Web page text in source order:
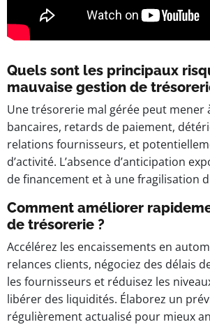
Quels sont les principaux
mauvaise gestion de
Une trésorerie mal gérée peut mener
bancaires, retards de paiement,
relations fournisseurs, et
d’activité. L’absence d’anticipation
de financement et à une fragilisation
Comment améliorer
de trésorerie ?
Accélérez les encaissements en
relances clients, négociez des délais
les fournisseurs et réduisez les
libérer des liquidités. Élaborez un
régulièrement actualisé pour mieux